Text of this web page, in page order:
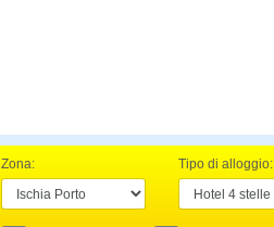
Zona: Tipo di alloggio: